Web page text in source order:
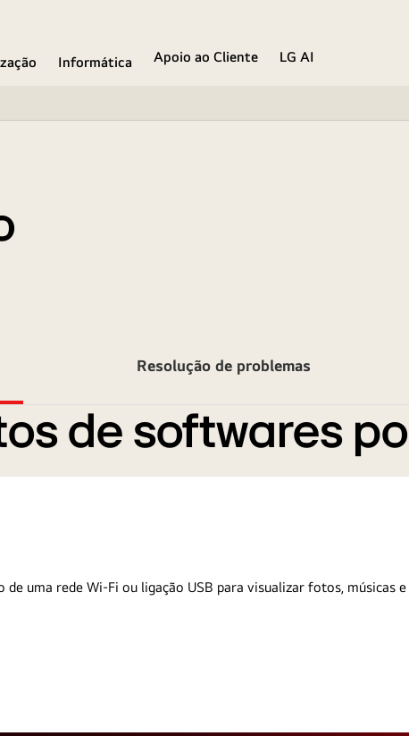
Informática Apoio ao Cliente
LG AI
Resolução de problemas
de softwares
uma rede Wi-Fi ou ligação USB para visualizar fotos, músicas e